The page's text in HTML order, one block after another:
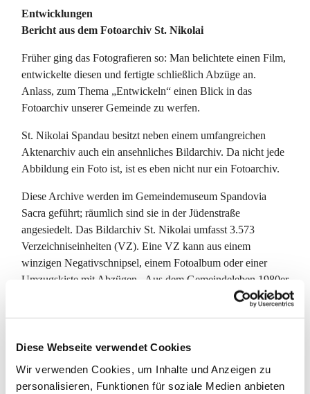
Diese Webseite verwendet Cookies
Wir verwenden Cookies, um Inhalte und Anzeigen zu
personalisieren, Funktionen für soziale Medien anbieten
Entwicklungen
Bericht aus dem Fotoarchiv St. Nikolai
Früher ging das Fotografieren so: Man belichtete einen Film,
entwickelte diesen und fertigte schließlich Abzüge an.
Anlass, zum Thema „Entwickeln“ einen Blick in das
Fotoarchiv unserer Gemeinde zu werfen.
St. Nikolai Spandau besitzt neben einem umfangreichen
Aktenarchiv auch ein ansehnliches Bildarchiv. Da nicht jede
Abbildung ein Foto ist, ist es eben nicht nur ein Fotoarchiv.
Diese Archive werden im Gemeindemuseum Spandovia
Sacra geführt; räumlich sind sie in der Jüdenstraße
angesiedelt. Das Bildarchiv St. Nikolai umfasst 3.573
Verzeichniseinheiten (VZ). Eine VZ kann aus einem
winzigen Negativschnipsel, einem Fotoalbum oder einer
Umzugskiste mit Abzügen „Aus dem Gemeindeleben 1980er
Jahre“ bestehen. So ist die wahre Anzahl der aufbewahrten
Exceldateien erfasst, so dass man bei uns bequem nach
Stichworten oder Daten suchen und sortieren kann. Doch so